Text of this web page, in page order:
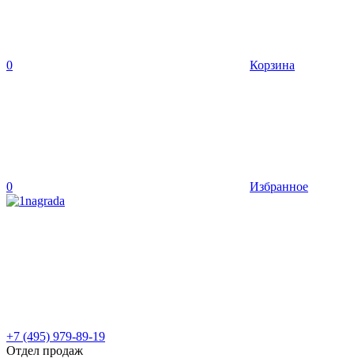
0 Корзина
0 Избранное
+7 (495) 979-89-19
Отдел продаж